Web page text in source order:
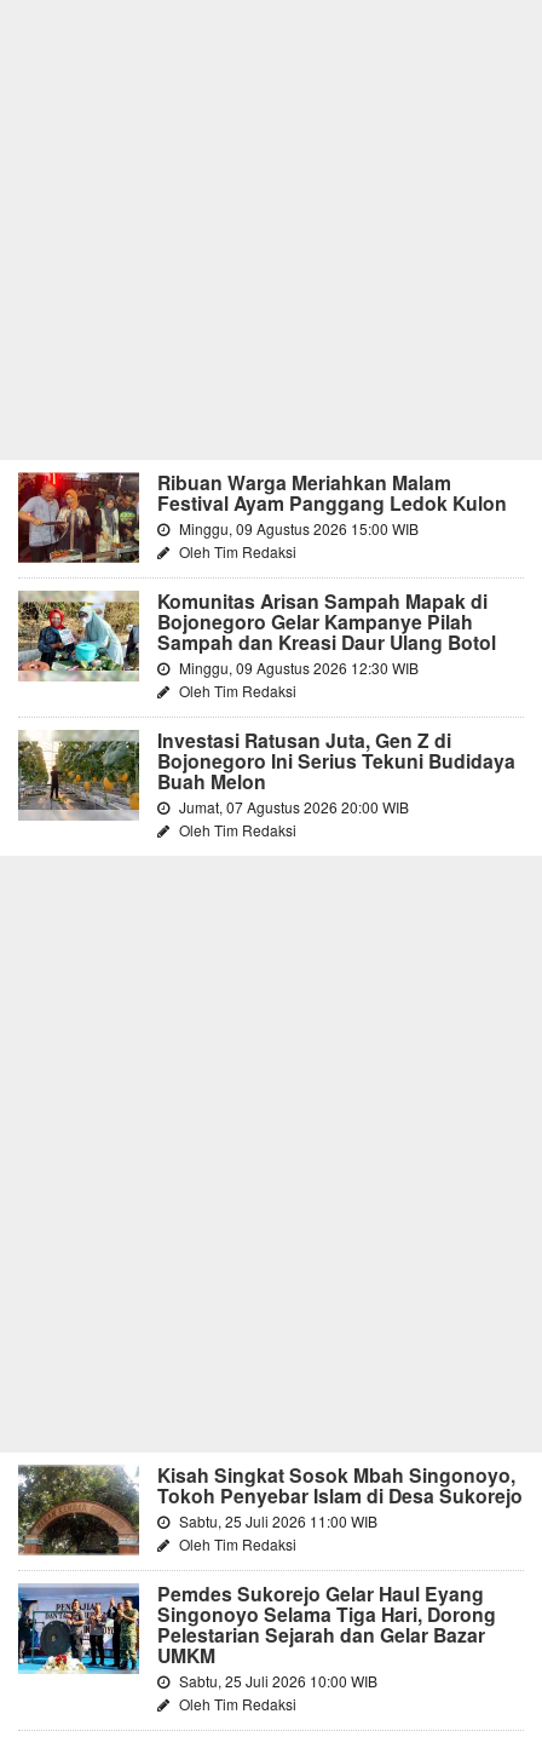
Ribuan Warga Meriahkan Malam
Festival Ayam Panggang Ledok Kulon
Minggu, 09 Agustus 2026 15:00 WIB
Oleh Tim Redaksi
Komunitas Arisan Sampah Mapak di
Bojonegoro Gelar Kampanye Pilah
Sampah dan Kreasi Daur Ulang Botol
Minggu, 09 Agustus 2026 12:30 WIB
Oleh Tim Redaksi
Investasi Ratusan Juta, Gen Z di
Bojonegoro Ini Serius Tekuni Budidaya
Buah Melon
Jumat, 07 Agustus 2026 20:00 WIB
Oleh Tim Redaksi
Kisah Singkat Sosok Mbah Singonoyo,
Tokoh Penyebar Islam di Desa Sukorejo
Sabtu, 25 Juli 2026 11:00 WIB
Oleh Tim Redaksi
Pemdes Sukorejo Gelar Haul Eyang
Singonoyo Selama Tiga Hari, Dorong
Pelestarian Sejarah dan Gelar Bazar
UMKM
Sabtu, 25 Juli 2026 10:00 WIB
Oleh Tim Redaksi